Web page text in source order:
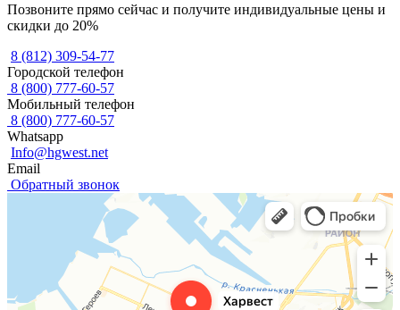
Позвоните прямо сейчас и получите индивидуальные цены и
скидки до 20%
8 (812) 309-54-77
Городской телефон
8 (800) 777-60-57
Мобильный телефон
8 (800) 777-60-57
Whatsapp
Info@hgwest.net
Email
Обратный звонок